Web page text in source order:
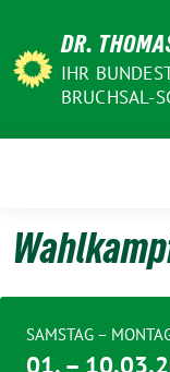
Inhalt
DR.
IHR
BRUCHSAL-
SAMSTAG –
01. –